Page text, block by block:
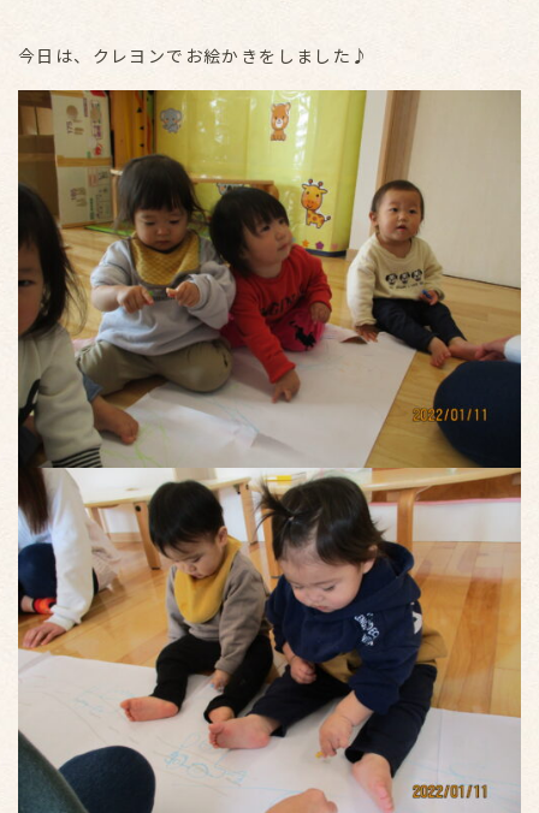
今日は、クレヨンでお絵かきをしました♪